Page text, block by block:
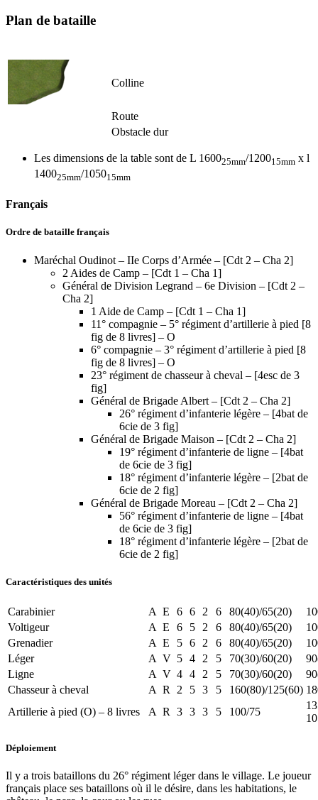
Plan de bataille
Colline
Route
Obstacle dur
Les dimensions de la table sont de L 160025mm/120015mm x l
140025mm/105015mm
Français
Ordre de bataille français
Maréchal Oudinot – IIe Corps d’Armée – [Cdt 2 – Cha 2]
2 Aides de Camp – [Cdt 1 – Cha 1]
Général de Division Legrand – 6e Division – [Cdt 2 –
Cha 2]
1 Aide de Camp – [Cdt 1 – Cha 1]
11° compagnie – 5° régiment d’artillerie à pied [8
fig de 8 livres] – O
6° compagnie – 3° régiment d’artillerie à pied [8
fig de 8 livres] – O
23° régiment de chasseur à cheval – [4esc de 3
fig]
Général de Brigade Albert – [Cdt 2 – Cha 2]
26° régiment d’infanterie légère – [4bat de
6cie de 3 fig]
Général de Brigade Maison – [Cdt 2 – Cha 2]
19° régiment d’infanterie de ligne – [4bat
de 6cie de 3 fig]
18° régiment d’infanterie légère – [2bat de
6cie de 2 fig]
Général de Brigade Moreau – [Cdt 2 – Cha 2]
56° régiment d’infanterie de ligne – [4bat
de 6cie de 3 fig]
18° régiment d’infanterie légère – [2bat de
6cie de 2 fig]
Caractéristiques des unités
Carabinier A E 6 6 2 6 80(40)/65(20)
Voltigeur
A E 6 5 2 6 80(40)/65(20)
Grenadier
A E 5 6 2 6 80(40)/65(20)
Léger
A V 5 4 2 5 70(30)/60(20)
Ligne
A V 4 4 2 5 70(30)/60(20)
Chasseur à cheval
A R 2 5 3 5 160(80)/125(60)
Artillerie à pied (O) – 8 livres
A R 3 3 3 5 100/75
Déploiement
Il y a trois bataillons du 26° régiment léger dans le village. Le joueur
français place ses bataillons où il le désire, dans les habitations, le